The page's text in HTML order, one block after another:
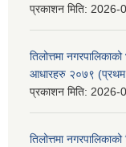
प्रकाशन मिति: 2026-
तिलोत्तमा
आधारहरु २०७९
प्रकाशन मिति: 2026-
तिलोत्तमा